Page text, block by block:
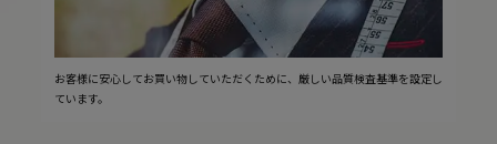
お客様に安心してお買い物していただくために、厳しい品質検査基準を設定し
ています。